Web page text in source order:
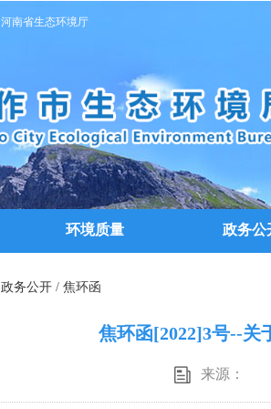
河南省生态环境厅
环境质量 政务公
政务公开 / 焦环函
焦环函[2022]3号--关
来源：